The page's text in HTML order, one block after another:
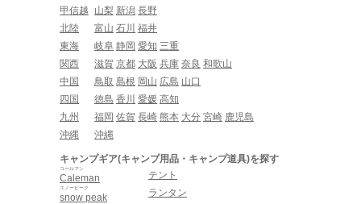
甲信越
山梨 新潟 長野
北陸
富山 石川 福井
東海
岐阜 静岡 愛知 三重
関西
滋賀 京都 大阪 兵庫 奈良 和歌山
中国
鳥取 島根 岡山 広島 山口
四国
徳島 香川 愛媛 高知
九州
福岡 佐賀 長崎 熊本 大分 宮崎 鹿児島
沖縄
沖縄
キャンプギア(キャンプ用品・キャンプ道具)を探す
Caleman
コールマン
snow peak
スノーピーク
テント
ランタン